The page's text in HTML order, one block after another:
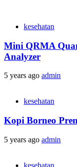
kesehatan
Mini QRMA
Analyzer
5 years ago admin
kesehatan
Kopi Borneo
5 years ago admin
kesehatan